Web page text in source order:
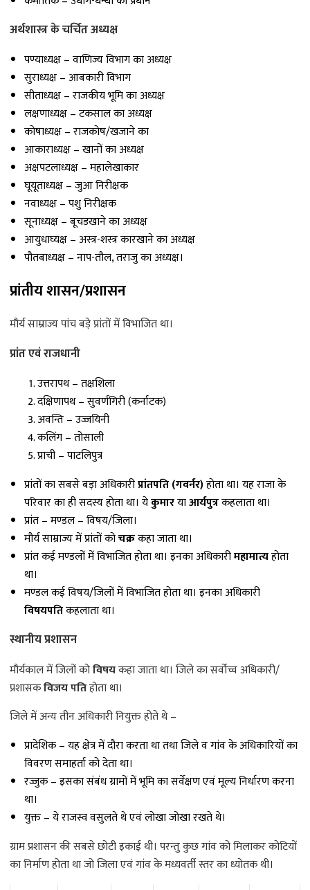
अर्थशास्त्र के चर्चित अध्यक्ष
पण्याध्यक्ष – वाणिज्य विभाग का अध्यक्ष
सुराध्यक्ष – आबकारी विभाग
सीताध्यक्ष – राजकीय भूमि का अध्यक्ष
लक्षणाध्यक्ष – टकसाल का अध्यक्ष
कोषाध्यक्ष – राजकोष/खजाने का
आकाराध्यक्ष – खानों का अध्यक्ष
अक्षपटलाध्यक्ष – महालेखाकार
घूयूताध्यक्ष – जुआ निरीक्षक
नवाध्यक्ष – पशु निरीक्षक
सूनाध्यक्ष – बूचडखाने का अध्यक्ष
आयुधाघ्यक्ष – अस्त्र-शस्त्र कारखाने का अध्यक्ष
पौतबाध्यक्ष – नाप-तौल, तराजु का अध्यक्ष।
प्रांतीय शासन/प्रशासन
मौर्य साम्राज्य पांच बड़े प्रांतों में विभाजित था।
प्रांत एवं राजधानी
उत्तरापथ – तक्षशिला
दक्षिणापथ – सुवर्णगिरी (कर्नाटक)
अवन्ति – उज्जयिनी
कलिंग – तोसाली
प्राची – पाटलिपुत्र
प्रांतों का सबसे बड़ा अधिकारीप्रांतपति (गवर्नर)होता था। यह राजा के
परिवार का ही सदस्य होता था। येकुमारयाआर्यपुत्रकहलाता था।
प्रांत – मण्डल – विषय/जिला।
मौर्य साम्राज्य में प्रांतों कोचक्रकहा जाता था।
प्रांत कई मण्डलों में विभाजित होता था। इनका अधिकारीमहामात्यहोता
था।
मण्डल कई विषय/जिलों में विभाजित होता था। इनका अधिकारी
विषयपतिकहलाता था।
स्थानीय प्रशासन
मौर्यकाल में जिलों कोविषयकहा जाता था। जिले का सर्वोच्च अधिकारी/
प्रशासकविजय पतिहोता था।
जिले में अन्य तीन अधिकारी नियुक्त होते थे –
प्रादेशिक – यह क्षेत्र में दौरा करता था तथा जिले व गांव के अधिकारियों का
विवरण समाहर्ता को देता था।
रज्जुक – इसका संबंध ग्रामों में भूमि का सर्वेक्षण एवं मूल्य निर्धारण करना
था।
युक्त – ये राजस्व वसुलते थे एवं लोखा जोखा रखते थे।
ग्राम प्रशासन की सबसे छोटी इकाई थी। परन्तु कुछ गांव को मिलाकर कोटियों
का निर्माण होता था जो जिला एवं गांव के मध्यवर्ती स्तर का ध्योतक थी।